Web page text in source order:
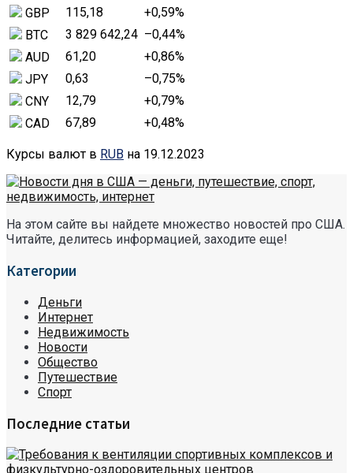
GBP
115,18 +0,59%
BTC
3 829 642,24 –0,44%
AUD
61,20 +0,86%
JPY
0,63 –0,75%
CNY
12,79 +0,79%
CAD
67,89 +0,48%
Курсы валют в RUB на 19.12.2023
На этом сайте вы найдете множество новостей про США.
Читайте, делитесь информацией, заходите еще!
Категории
Деньги
Интернет
Недвижимость
Новости
Общество
Путешествие
Спорт
Последние статьи